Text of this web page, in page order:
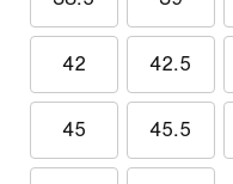
42 42.5
45 45.5